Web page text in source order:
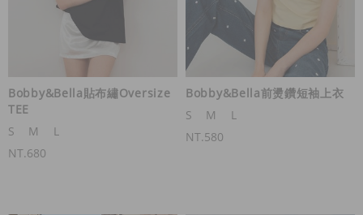
Bobby&Bella貼布繡Oversize
TEE
S
M
L
NT.680
Bobby&Bella前燙鑽短袖上衣
S
M
L
NT.580